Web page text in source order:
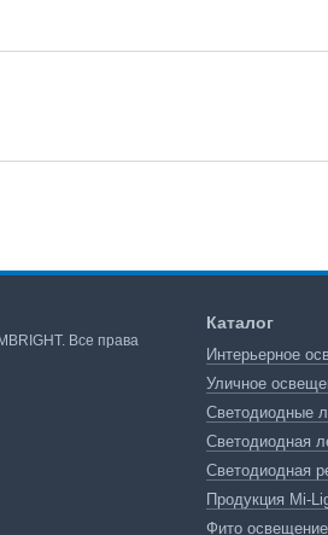
Все права
Каталог
Интерьерное
Уличное
Светодиодные
Светодиодная
Светодиодная
Продукция Mi-
Фито освещение